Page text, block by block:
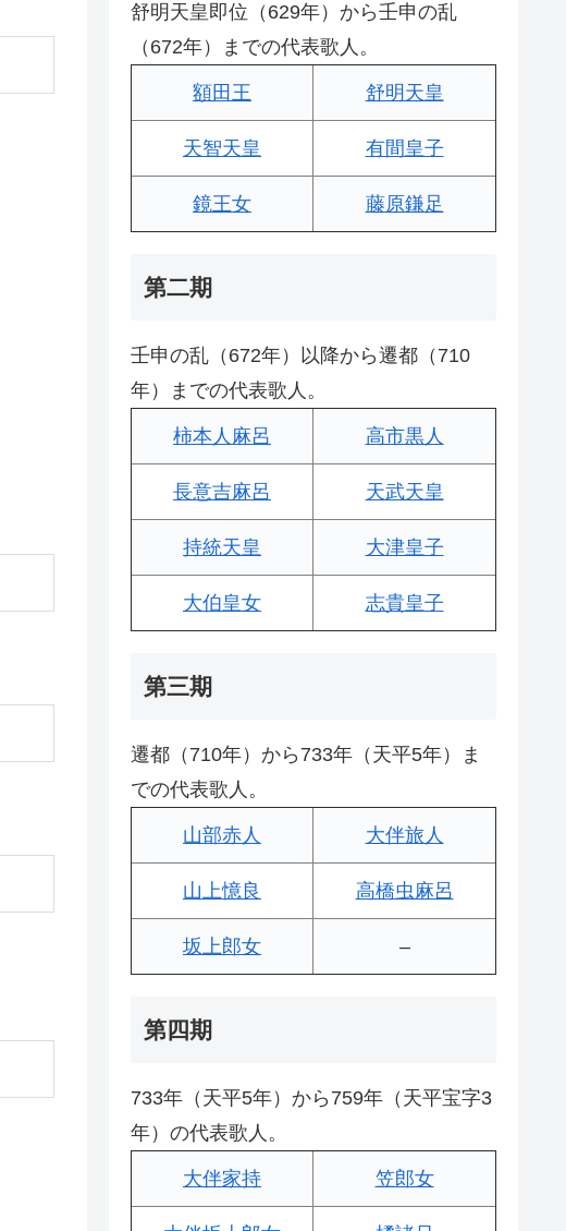
舒明天皇即位（629年）から壬申の乱
（672年）までの代表歌人。
額田王 舒明天皇
天智天皇 有間皇子
鏡王女 藤原鎌足
第二期
壬申の乱（672年）以降から遷都（710
年）までの代表歌人。
柿本人麻呂 高市黒人
長意吉麻呂 天武天皇
持統天皇 大津皇子
大伯皇女 志貴皇子
第三期
遷都（710年）から733年（天平5年）ま
での代表歌人。
山部赤人 大伴旅人
山上憶良 高橋虫麻呂
坂上郎女 –
第四期
733年（天平5年）から759年（天平宝字3
年）の代表歌人。
大伴家持 笠郎女